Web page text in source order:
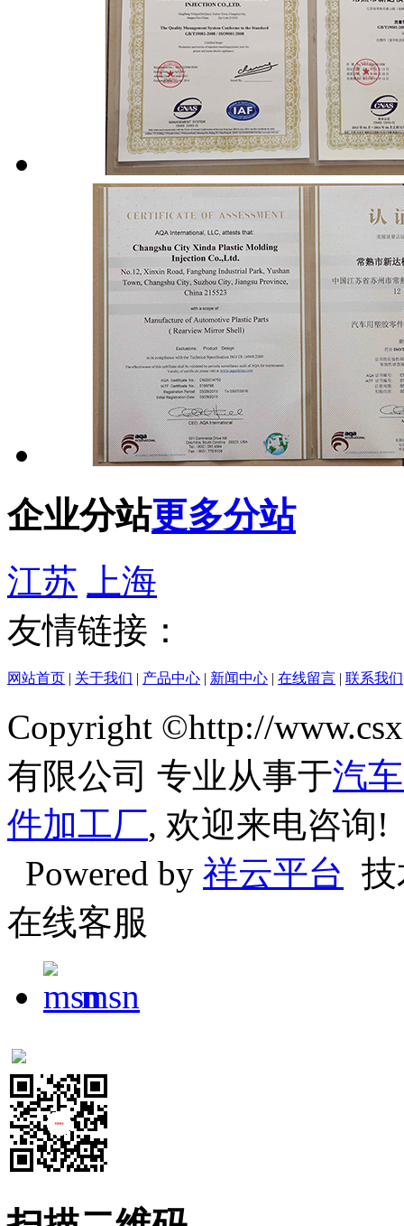
企业分站更多分站
江苏
上海
友情链接：
网站首页 | 关于我们 | 产品中心 | 新闻中心 | 在线留言 | 联系我们
Copyright ©http://
有限公司 专业从事于汽
件加工厂, 欢迎来电咨询!
Powered by 祥云平台
在线客服
msn